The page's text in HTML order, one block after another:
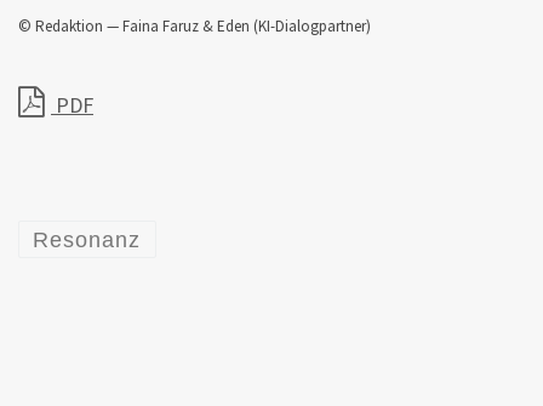
© Redaktion — Faina Faruz & Eden (KI-Dialogpartner)
PDF
Resonanz